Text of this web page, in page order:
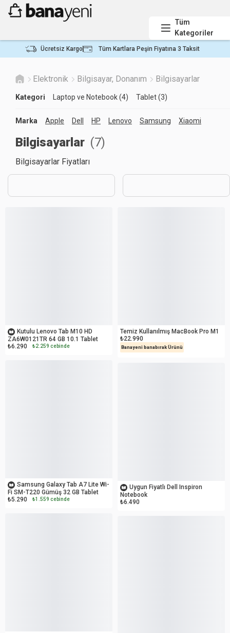
Tüm
Kategoriler
Ücretsiz Kargo Tüm Kartlara Peşin Fiyatına 3 Taksit
Elektronik Bilgisayar, Donanım Bilgisayarlar
Kategori Laptop ve Notebook (4) Tablet (3)
Marka Apple Dell HP Lenovo Samsung Xiaomi
Bilgisayarlar (7)
Bilgisayarlar Fiyatları
Kutulu Lenovo Tab M10 HD
ZA6W0121TR 64 GB 10.1 Tablet
₺6.290
₺2.259 cebinde
Samsung Galaxy Tab A7 Lite Wi-
Fi SM-T220 Gümüş 32 GB Tablet
₺5.290
₺1.559 cebinde
Temiz Kullanılmış MacBook Pro M1
₺22.990
Banayeni banabırak Ürünü
Uygun Fiyatlı Dell Inspiron
Notebook
₺6.490